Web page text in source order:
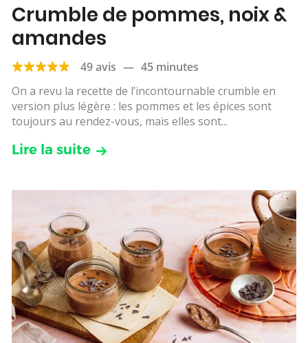
Crumble de pommes, noix &
amandes
49 avis — 45 minutes
On a revu la recette de l’incontournable crumble en
version plus légère : les pommes et les épices sont
toujours au rendez-vous, mais elles sont...
Lire la suite